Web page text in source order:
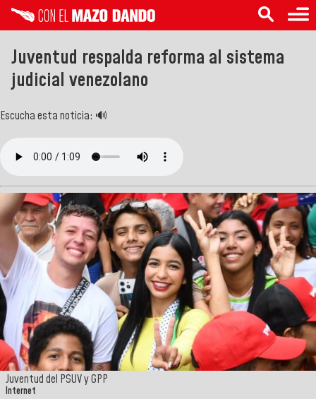
Juventud respalda reforma al sistema
judicial venezolano
Escucha esta noticia: 🔊
Juventud del PSUV y GPP
Internet